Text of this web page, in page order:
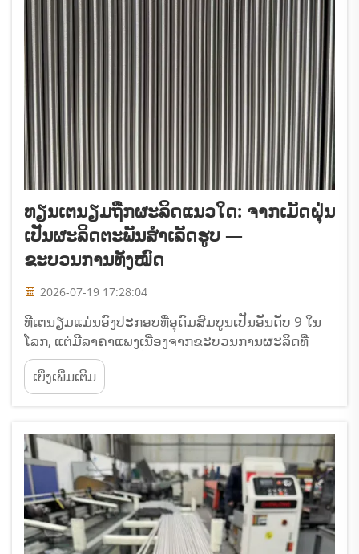
ທຽນເຕນຽມຖືກຜະລິດແນວໃດ: ຈາກເມັດຝຸ່ນ
ເປັນຜະລິດຕະພັນສຳເລັດຮູບ —
ຂະບວນການທັງໝົດ
2026-07-19 17:28:04
ທີເຕນຽມແມ່ນອົງປະກອບທີ່ອຸດົມສົມບູນເປັນອັນດັບ 9 ໃນ
ໂລກ, ແຕ່ມີລາຄາແພງເນື່ອງຈາກຂະບວນການຜະລິດທີ່
ສັບສົນ ແລະ ຜະລິດເປັນຊຸດ. ມີ 6 ຂັ້ນຕອນໃນການ
ປ່ຽນແປງບໍ່ແຮ່ເປັນຜະລິດຕະພັນສຸດທ້າຍ. ຂັ້ນຕອນທີ 1
ຂະບວນການ Kroll: ບໍ່ແຮ່ທີເຕນຽມຖືກເຄື່ອນໄຫວດ້ວຍຄໍ
ວິທີການກົດ...
ເບິ່ງເພີ່ມເຕີມ